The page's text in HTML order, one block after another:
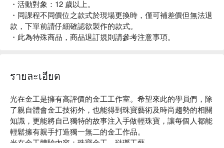
・活動對象：12 歲以上。
・同課程不同價位之款式於現場更換時，僅可補差價但無法退
款，下單前請仔細確認欲製作的款式。
・此為特殊商品，商品退訂規則請參考注意事項。
รายละเอียด
光在金工是擁有高評價的金工工作室。希望來此的學員們，除
了親自體會金工技術外，也能得到珠寶藝術及時尚趨勢的相關
知識，更能將自己獨特的故事注入手做輕珠寶，讓每個人都能
輕鬆擁有親手打造獨一無二的金工作品。
光在金工體驗內容：珠寶金工、琺瑯工藝。